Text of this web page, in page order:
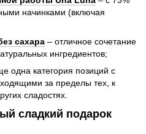
начинками (включая
сахара – отличное сочетание
ингредиентов;
одна категория позиций с
за пределы тех, к
сладостях.
сладкий подарок